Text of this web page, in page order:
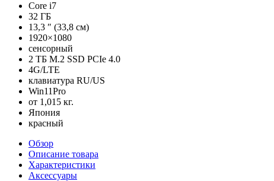
Core i7
32 ГБ
13,3 ″ (33,8 см)
1920×1080
сенсорный
2 ТБ M.2 SSD PCIe 4.0
4G/LTE
клавиатура RU/US
Win11Pro
от 1,015 кг.
Япония
красный
Обзор
Описание товара
Характеристики
Аксессуары